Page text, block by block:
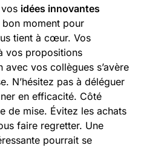
idées innovantes
bon moment pour
tient à cœur. Vos
vos propositions
vos collègues s’avère
N’hésitez pas à déléguer
en efficacité. Côté
de mise. Évitez les achats
faire regretter. Une
pourrait se